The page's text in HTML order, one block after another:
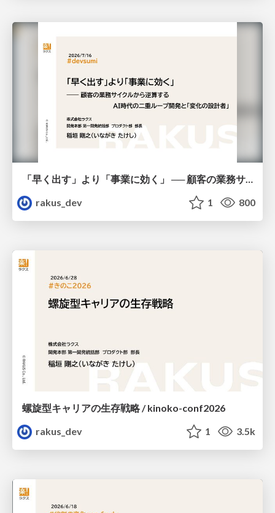
「早く出す」より「事業に効く」 ── 顧客の業務サイクルから逆算するAI時代の二重ループ開発と「変化の設計者」 / devsumi2026
rakus_dev
1 800
螺旋型キャリアの生存戦略 / kinoko-conf2026
rakus_dev
1 3.5k